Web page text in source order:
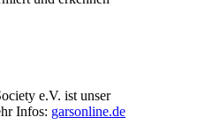
e.V. ist unser
Infos: garsonline.de